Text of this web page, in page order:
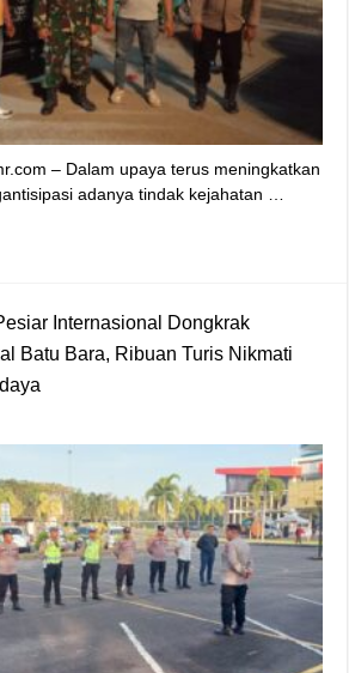
– Dalam upaya terus meningkatkan
adanya tindak kejahatan …
Internasional Dongkrak
Batu Bara, Ribuan Turis Nikmati